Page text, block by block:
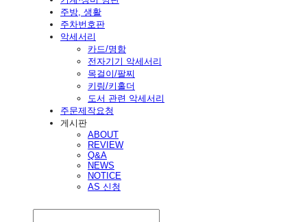
주방, 생활
주차번호판
악세서리
카드/명함
전자기기 악세서리
목걸이/팔찌
키링/키홀더
도서 관련 악세서리
주문제작요청
게시판
ABOUT
REVIEW
Q&A
NEWS
NOTICE
AS 신청